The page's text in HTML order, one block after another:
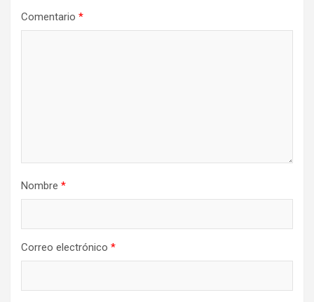
Comentario *
Nombre *
Correo electrónico *